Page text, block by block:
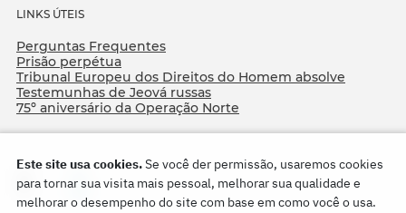
LINKS ÚTEIS
Perguntas Frequentes
Prisão perpétua
Tribunal Europeu dos Direitos do Homem absolve
Testemunhas de Jeová russas
75º aniversário da Operação Norte
Este site usa cookies.Se você der permissão, usaremos cookies
para tornar sua visita mais pessoal, melhorar sua qualidade e
melhorar o desempenho do site com base em como você o usa.